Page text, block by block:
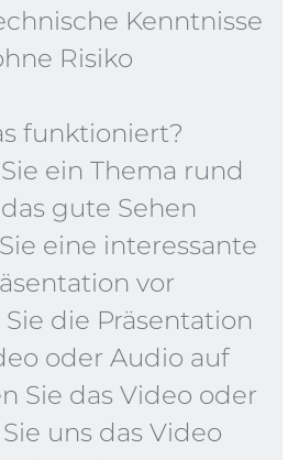
Kenntnisse
Risiko
funktioniert?
ein Thema rund
gute Sehen
eine interessante
vor
die Präsentation
oder Audio auf
Sie das Video oder
uns das Video